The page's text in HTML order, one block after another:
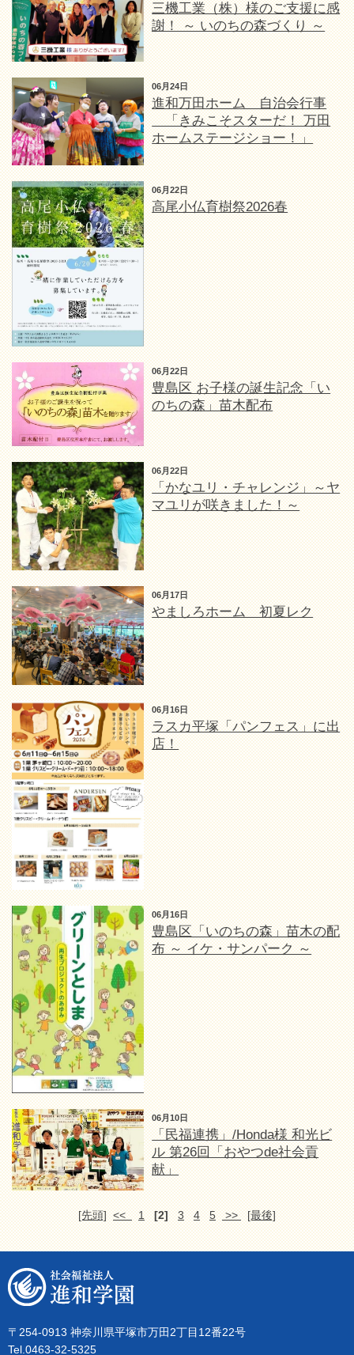
三機工業（株）様のご支援に感
謝！ ～ いのちの森づくり ～
06月24日
進和万田ホーム 自治会行事
「きみこそスターだ！ 万田
ホームステージショー！」
06月22日
高尾小仏育樹祭2026春
06月22日
豊島区 お子様の誕生記念「い
のちの森」苗木配布
06月22日
「かなユリ・チャレンジ」～ヤ
マユリが咲きました！～
06月17日
やましろホーム 初夏レク
06月16日
ラスカ平塚「パンフェス」に出
店！
06月16日
豊島区「いのちの森」苗木の配
布 ～ イケ・サンパーク ～
06月10日
「民福連携」/Honda様 和光ビ
ル 第26回「おやつde社会貢
献」
[先頭] << 1 [2] 3 4 5 >> [最後]
〒254-0913 神奈川県平塚市万田2丁目12番22号
Tel.0463-32-5325